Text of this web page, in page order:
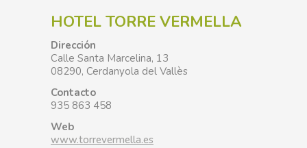
HOTEL TORRE VERMELLA
Dirección
Calle Santa Marcelina, 13
08290, Cerdanyola del Vallès
Contacto
935 863 458
Web
www.torrevermella.es